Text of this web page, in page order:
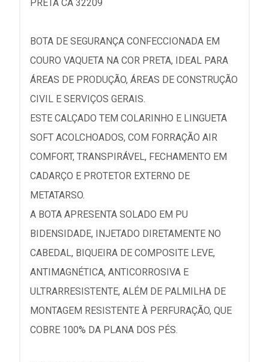
PRETA CA 32209
BOTA DE SEGURANÇA CONFECCIONADA EM
COURO VAQUETA NA COR PRETA, IDEAL PARA
ÁREAS DE PRODUÇÃO, ÁREAS DE CONSTRUÇÃO
CIVIL E SERVIÇOS GERAIS.
ESTE CALÇADO TEM COLARINHO E LINGUETA
SOFT ACOLCHOADOS, COM FORRAÇÃO AIR
COMFORT, TRANSPIRÁVEL, FECHAMENTO EM
CADARÇO E PROTETOR EXTERNO DE
METATARSO.
A BOTA APRESENTA SOLADO EM PU
BIDENSIDADE, INJETADO DIRETAMENTE NO
CABEDAL, BIQUEIRA DE COMPOSITE LEVE,
ANTIMAGNÉTICA, ANTICORROSIVA E
ULTRARRESISTENTE, ALÉM DE PALMILHA DE
MONTAGEM RESISTENTE À PERFURAÇÃO, QUE
COBRE 100% DA PLANA DOS PÉS.